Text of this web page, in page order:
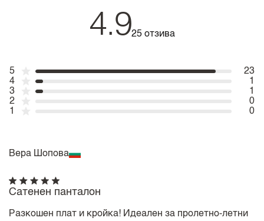
4.925 отзива
5
23
4
1
3
1
2
0
1
0
Вера Шопова
Сатенен панталон
Разкошен плат и кройка! Идеален за пролетно-летни